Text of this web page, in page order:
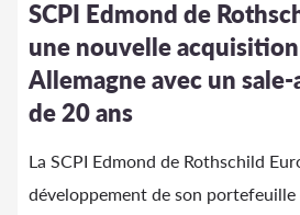
SCPI Edmond de
une nouvelle
Allemagne avec un
de 20 ans
La SCPI Edmond de Rothschild
développement de son portefeuille